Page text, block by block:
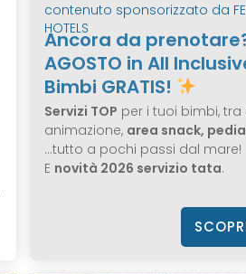
contenuto sponsorizzato da
HOTELS
Ancora da
AGOSTO in All
Bimbi GRATIS!
Servizi TOP per i tuoi bimbi, tra
animazione, area snack,
…tutto a pochi passi dal mare!
E novità 2026 servizio tata.